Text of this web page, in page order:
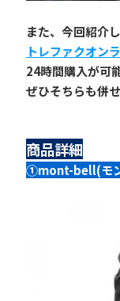
また、今回紹介
トレファクオン
24時間購入が可
ぜひそちらも併
商品詳細
①mont-bell(モン